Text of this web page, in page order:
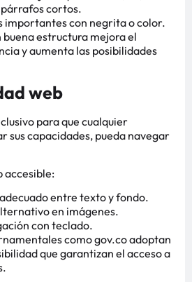
cortos.
importantes con negrita o color.
buena estructura mejora el
y aumenta las posibilidades
web
para que cualquier
sus capacidades, pueda navegar
accesible:
entre texto y fondo.
en imágenes.
con teclado.
como gov.co adoptan
que garantizan el acceso a